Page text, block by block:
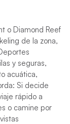
o Diamond Reef
de la zona,
y seguras,
acuática,
Si decide
rápido a
o camine por